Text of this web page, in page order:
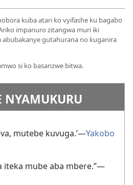
kuba atari ko vyifashe ku bagabo
impanuro zitangwa muri iki
gutahurana no kuganira
si ko basanzwe bitwa.
NYAMUKURU
mutebe kuvuga.’—Yakobo
iteka mube aba mbere.”—